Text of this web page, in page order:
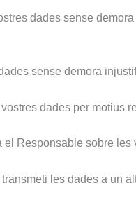
dades sense
sense demora
dades per motius
Responsable sobre
les dades a un